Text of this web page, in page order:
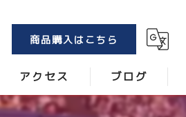
商品購入はこちら
アクセス ブログ